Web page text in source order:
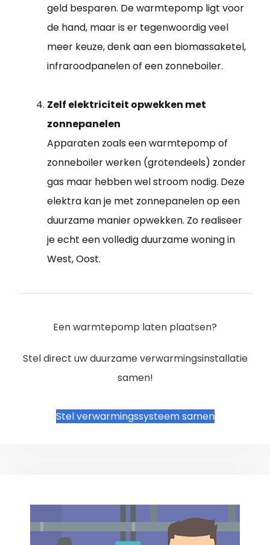
geld besparen. De warmtepomp ligt voor
de hand, maar is er tegenwoordig veel
meer keuze, denk aan een biomassaketel,
infraroodpanelen of een zonneboiler.
Zelf elektriciteit opwekken met
zonnepanelen
Apparaten zoals een warmtepomp of
zonneboiler werken (grotendeels) zonder
gas maar hebben wel stroom nodig. Deze
elektra kan je met zonnepanelen op een
duurzame manier opwekken. Zo realiseer
je echt een volledig duurzame woning in
West, Oost.
Een warmtepomp laten plaatsen?
Stel direct uw duurzame verwarmingsinstallatie
samen!
Stel verwarmingssysteem samen